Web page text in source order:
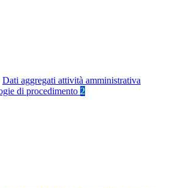
Dati aggregati attività amministrativa
di procedimento 2